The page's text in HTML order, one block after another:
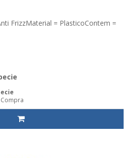
FrizzMaterial = PlasticoContem =